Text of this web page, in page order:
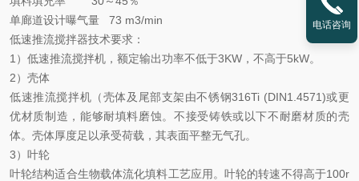
单廊道设计曝气量
73 m3/min
低速推流搅拌器技术要求 ：
1）低速推流搅拌机， 额定输出功率不低于3KW，不高于5kW。
2）壳体
低速推流搅拌机 （壳体及尾部支架由不锈钢316Ti (DIN1.4571)或更
优材质制造，能够耐填料磨蚀。不接受铸铁或以下不耐磨材质的壳
体。壳体厚度足以承受荷载，其表面平整无气孔。
3）叶轮
叶轮结构适合生物载体流化填料工艺应用。叶轮的转速不得高于100r
电话咨询